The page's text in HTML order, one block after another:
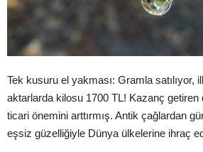
Tek kusuru el yakması: Gramla satılıyor,
aktarlarda kilosu 1700 TL! Kazanç getiren
ticari önemini arttırmış. Antik çağlardan
eşsiz güzelliğiyle Dünya ülkelerine ihraç